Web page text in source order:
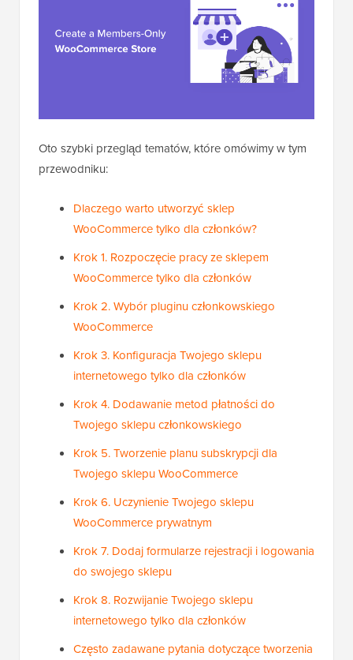
Oto szybki przegląd tematów, które omówimy w tym
przewodniku:
Dlaczego warto utworzyć sklep
WooCommerce tylko dla członków?
Krok 1. Rozpoczęcie pracy ze sklepem
WooCommerce tylko dla członków
Krok 2. Wybór pluginu członkowskiego
WooCommerce
Krok 3. Konfiguracja Twojego sklepu
internetowego tylko dla członków
Krok 4. Dodawanie metod płatności do
Twojego sklepu członkowskiego
Krok 5. Tworzenie planu subskrypcji dla
Twojego sklepu WooCommerce
Krok 6. Uczynienie Twojego sklepu
WooCommerce prywatnym
Krok 7. Dodaj formularze rejestracji i logowania
do swojego sklepu
Krok 8. Rozwijanie Twojego sklepu
internetowego tylko dla członków
Często zadawane pytania dotyczące tworzenia